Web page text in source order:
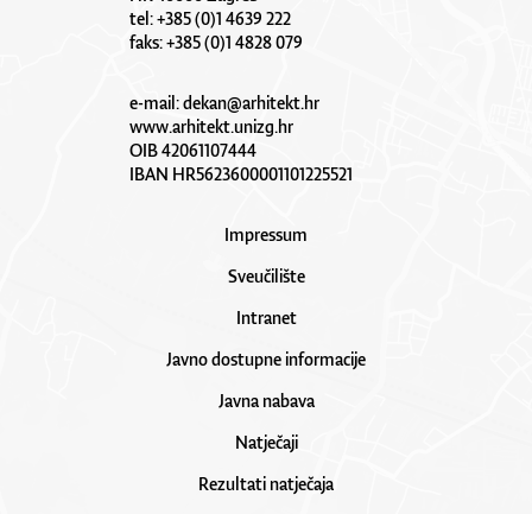
tel: +385 (0)1 4639 222
faks: +385 (0)1 4828 079
e-mail:dekan@arhitekt.hr
www.arhitekt.unizg.hr
OIB 42061107444
IBAN HR5623600001101225521
Impressum
Sveučilište
Intranet
Javno dostupne informacije
Javna nabava
Natječaji
Rezultati natječaja